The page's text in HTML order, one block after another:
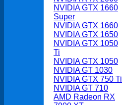
NVIDIA GTX 1660
Super
NVIDIA GTX 1660
NVIDIA GTX 1650
NVIDIA GTX 1050
Ti
NVIDIA GTX 1050
NVIDIA GT 1030
NVIDIA GTX 750 Ti
NVIDIA GT 710
AMD Radeon RX